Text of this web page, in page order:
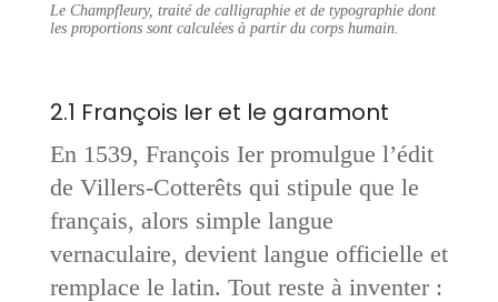
Le Champfleury, traité de calligraphie et de typographie dont
les proportions sont calculées à partir du corps humain.
2.1 François Ier et le garamont
En 1539, François Ier promulgue l’édit
de Villers-Cotterêts qui stipule que le
français, alors simple langue
vernaculaire, devient langue officielle et
remplace le latin. Tout reste à inventer :